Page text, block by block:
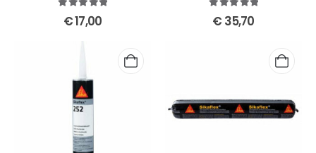
out of 5
€17,00 out of 5
€ 35,70